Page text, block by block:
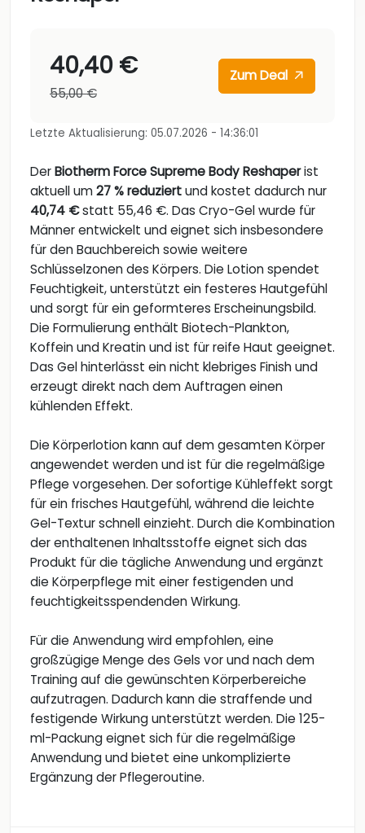
40,40 €
55,00 €
Zum Deal
Letzte Aktualisierung: 05.07.2026 - 14:36:01
DerBiotherm Force Supreme Body Reshaperist
aktuell um27 % reduziertund kostet dadurch nur
40,74 €statt 55,46 €. Das Cryo-Gel wurde für
Männer entwickelt und eignet sich insbesondere
für den Bauchbereich sowie weitere
Schlüsselzonen des Körpers. Die Lotion spendet
Feuchtigkeit, unterstützt ein festeres Hautgefühl
und sorgt für ein geformteres Erscheinungsbild.
Die Formulierung enthält Biotech-Plankton,
Koffein und Kreatin und ist für reife Haut geeignet.
Das Gel hinterlässt ein nicht klebriges Finish und
erzeugt direkt nach dem Auftragen einen
kühlenden Effekt.
Die Körperlotion kann auf dem gesamten Körper
angewendet werden und ist für die regelmäßige
Pflege vorgesehen. Der sofortige Kühleffekt sorgt
für ein frisches Hautgefühl, während die leichte
Gel-Textur schnell einzieht. Durch die Kombination
der enthaltenen Inhaltsstoffe eignet sich das
Produkt für die tägliche Anwendung und ergänzt
die Körperpflege mit einer festigenden und
feuchtigkeitsspendenden Wirkung.
Für die Anwendung wird empfohlen, eine
großzügige Menge des Gels vor und nach dem
Training auf die gewünschten Körperbereiche
aufzutragen. Dadurch kann die straffende und
festigende Wirkung unterstützt werden. Die 125-
ml-Packung eignet sich für die regelmäßige
Anwendung und bietet eine unkomplizierte
Ergänzung der Pflegeroutine.